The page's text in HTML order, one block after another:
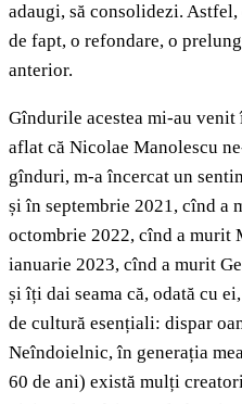
adaugi, să consolidezi.
de fapt, o refondare, o
anterior.
Gîndurile acestea mi-au
aflat că Nicolae Manolescu
gînduri, m-a încercat un
și în septembrie 2021, cînd a
octombrie 2022, cînd a murit
ianuarie 2023, cînd a murit
și îți dai seama că, odată cu
de cultură esențiali: dispar
Neîndoielnic, în generația
60 de ani) există mulți